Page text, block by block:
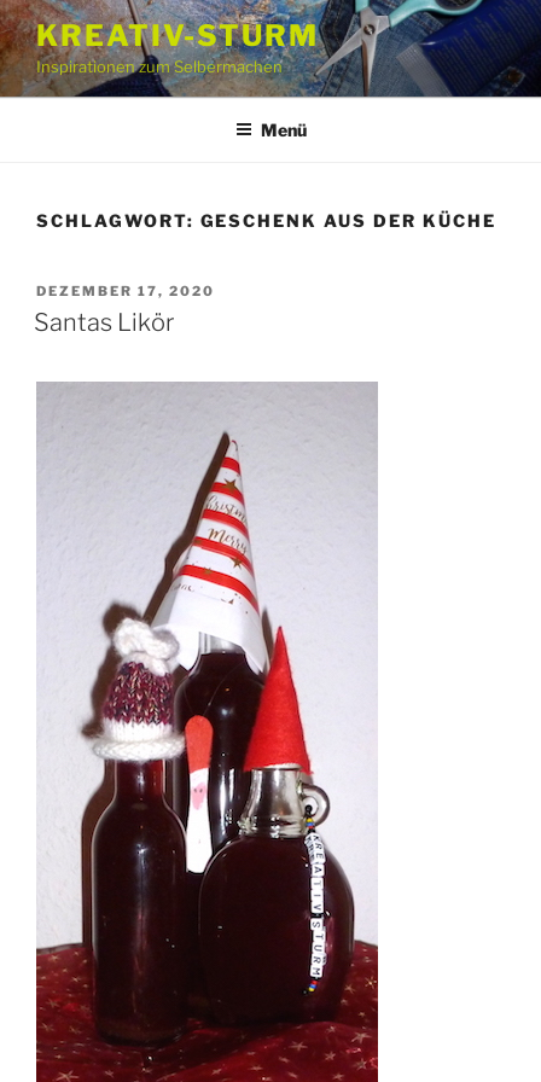
Zum
Inhalt
springen
KREATIV-STURM
Inspirationen zum Selbermachen
Menü
SCHLAGWORT: GESCHENK AUS DER KÜCHE
VERÖFFENTLICHT
AM
DEZEMBER 17, 2020
Santas Likör